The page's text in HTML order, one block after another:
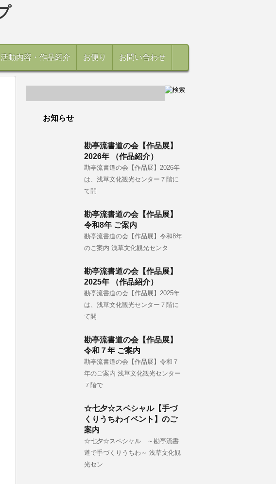
活動内容・作品紹介 お便り お問い合わせ
お知らせ
勘亭流書道の会【作品展】
2026年 （作品紹介）
勘亭流書道の会【作品展】2026年
は、浅草文化観光センター７階に
て開
勘亭流書道の会【作品展】
令和8年 ご案内
勘亭流書道の会【作品展】令和8年
のご案内 浅草文化観光センタ
勘亭流書道の会【作品展】
2025年 （作品紹介）
勘亭流書道の会【作品展】2025年
は、浅草文化観光センター７階に
て開
勘亭流書道の会【作品展】
令和７年 ご案内
勘亭流書道の会【作品展】令和７
年のご案内 浅草文化観光センター
７階で
☆七夕☆スペシャル【手づ
くりうちわイベント】のご
案内
☆七夕☆スペシャル ～勘亭流書
道で手づくりうちわ～ 浅草文化観
光セン